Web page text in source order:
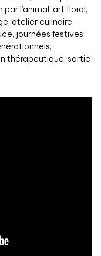
l’animal, art floral,
atelier culinaire,
journées festives
thérapeutique, sortie